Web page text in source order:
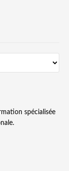
spécialisée